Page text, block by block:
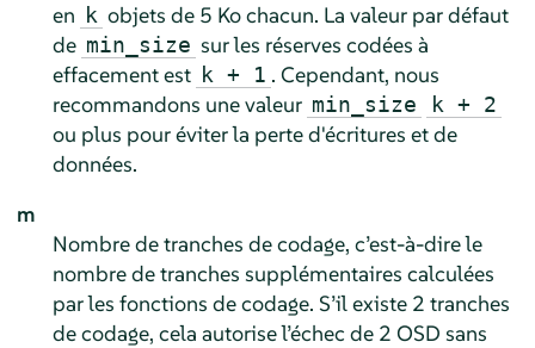
en k objets de 5 Ko chacun. La valeur par défaut
de min_size sur les réserves codées à
effacement est k + 1 . Cependant, nous
recommandons une valeur min_size k + 2
ou plus pour éviter la perte d'écritures et de
données.
m
Nombre de tranches de codage, c’est-à-dire le
nombre de tranches supplémentaires calculées
par les fonctions de codage. S’il existe 2 tranches
de codage, cela autorise l’échec de 2 OSD sans